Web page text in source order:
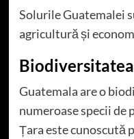
Solurile Guatemalei
agricultură și
Guatemala are o
numeroase specii de
Țara este cunoscută